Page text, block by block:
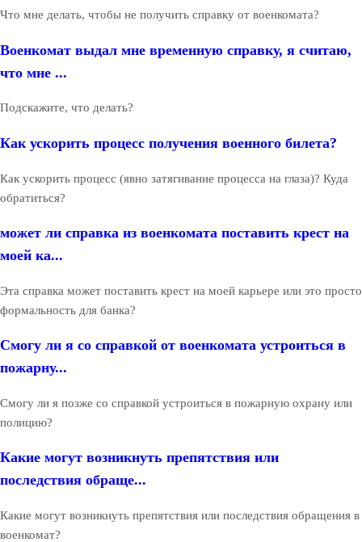
Что мне делать, чтобы не получить справку от военкомата?
Военкомат выдал мне временную справку, я считаю,
что мне ...
Подскажите, что делать?
Как ускорить процесс получения военного билета?
Как ускорить процесс (явно затягивание процесса на глаза)? Куда
обратиться?
может ли справка из военкомата поставить крест на
моей ка...
Эта справка может поставить крест на моей карьере или это просто
формальность для банка?
Смогу ли я со справкой от военкомата устроиться в
пожарну...
Смогу ли я позже со справкой устроиться в пожарную охрану или
полицию?
Какие могут возникнуть препятствия или
последствия обраще...
Какие могут возникнуть препятствия или последствия обращения в
военкомат?